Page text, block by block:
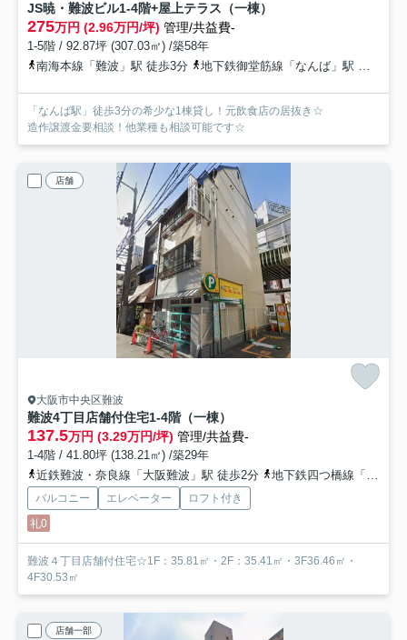
JS暁・難波ビル1-4階+屋上テラス（一棟）
275万円 (2.96万円/坪) 管理/共益費-
1-5階 / 92.87坪 (307.03㎡) /築58年
南海本線「難波」駅 徒歩3分
地下鉄御堂筋線「なんば」駅 徒歩3分
「なんば駅」徒歩3分の希少な1棟貸し！元飲食店の居抜き☆
造作譲渡金要相談！他業種も相談可能です☆
店舗
大阪市中央区難波
難波4丁目店舗付住宅1-4階（一棟）
137.5万円 (3.29万円/坪) 管理/共益費-
1-4階 / 41.80坪 (138.21㎡) /築29年
近鉄難波・奈良線「大阪難波」駅 徒歩2分
地下鉄四つ橋線「なんば」駅 徒歩3分
バルコニー エレベーター
ロフト付き
礼0
難波４丁目店舗付住宅☆1F：35.81㎡・2F：35.41㎡・3F36.46㎡・
4F30.53㎡
店舗一部